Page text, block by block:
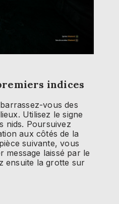
indices
vous des
Utilisez le signe
Poursuivez
aux côtés de la
suivante, vous
message laissé par le
ensuite la grotte sur